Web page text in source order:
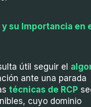
su Importancia en
útil seguir el
ante una parada
técnicas de RCP
cuyo dominio